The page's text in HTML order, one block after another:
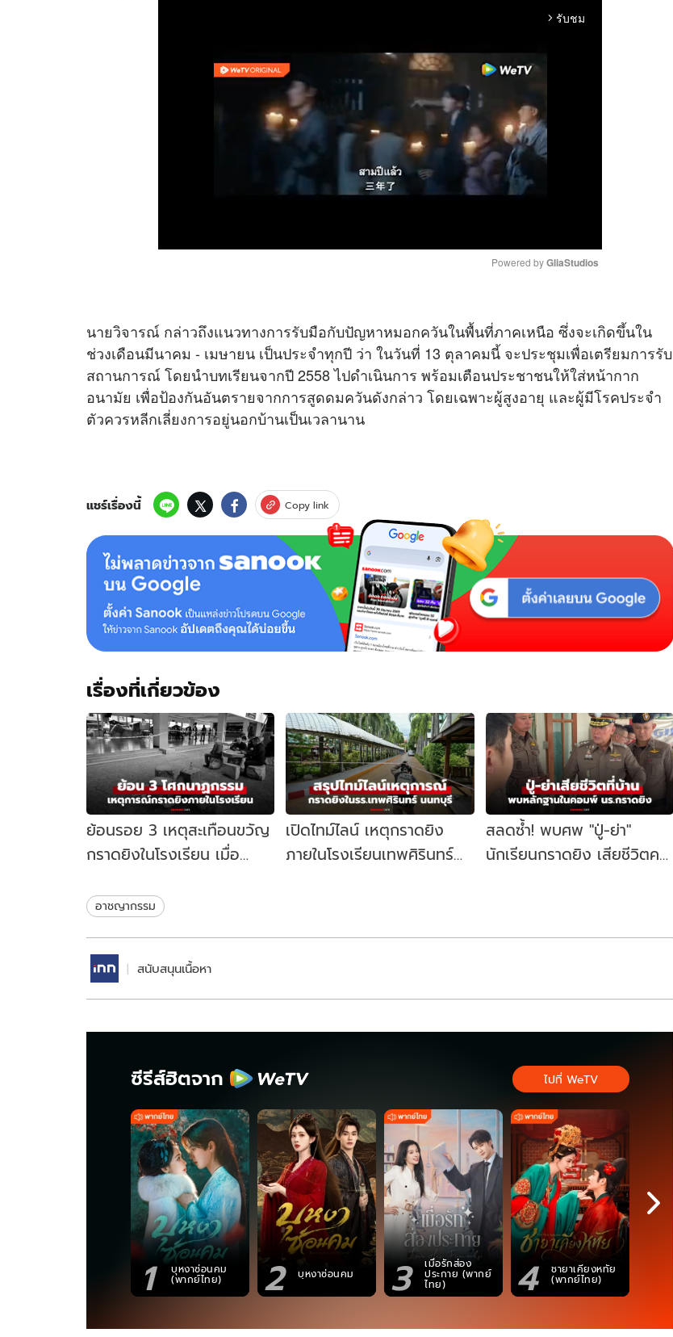
arrow_forward_ios รับชม
u
t
e
Powered by GliaStudios
นายวิจารณ์ กล่าวถึงแนวทางการรับมือกับปัญหาหมอกควันในพื้นที่ภาคเหนือ ซึ่งจะเกิดขึ้นใน
ช่วงเดือนมีนาคม - เมษายน เป็นประจำทุกปี ว่า ในวันที่ 13 ตุลาคมนี้ จะประชุมเพื่อเตรียมการรับ
สถานการณ์ โดยนำบทเรียนจากปี 2558 ไปดำเนินการ พร้อมเตือนประชาชนให้ใส่หน้ากาก
อนามัย เพื่อป้องกันอันตรายจากการสูดดมควันดังกล่าว โดยเฉพาะผู้สูงอายุ และผู้มีโรคประจำ
ตัวควรหลีกเลี่ยงการอยู่นอกบ้านเป็นเวลานาน
แชร์เรื่องนี้ Copy link
เรื่องที่เกี่ยวข้อง
ย้อนรอย 3 เหตุสะเทือนขวัญ
กราดยิงในโรงเรียน เมื่อ
ปลอดภัย
เปิดไทม์ไลน์ เหตุกราดยิง
ภายในโรงเรียนเทพศิรินทร์
สลดซ้ำ! พบศพ "ปู่-ย่า"
นักเรียนกราดยิง เสียชีวิตคา
อาชญากรรม
สนับสนุนเนื้อหา
ซีรีส์ฮิตจาก
1 บุหงาซ่อนคม
(พากย์ไทย) 2 บุหงาซ่อนคม 3 เมื่อรักส่อง
ประกาย (พากย์
ไทย) 4 ชายาเคียงหทัย
(พากย์ไทย) 5
ไปที่ WeTV